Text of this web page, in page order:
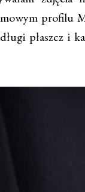
profilu
płaszcz i